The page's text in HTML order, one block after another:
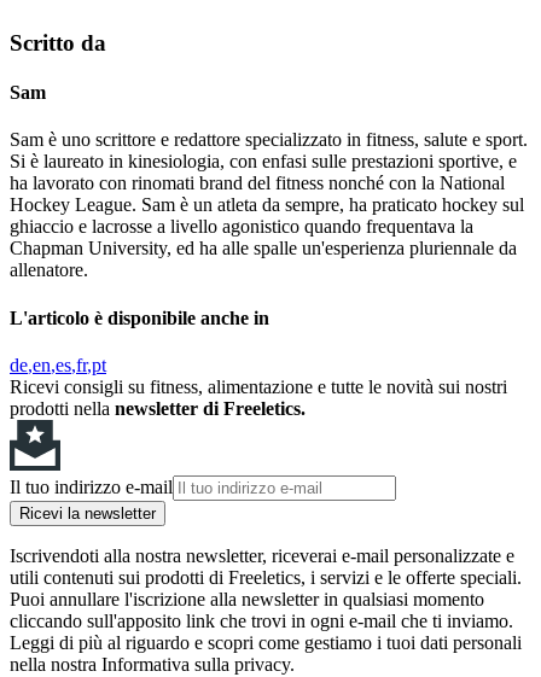
Scritto da
Sam
Sam è uno scrittore e redattore specializzato in fitness, salute e sport.
Si è laureato in kinesiologia, con enfasi sulle prestazioni sportive, e
ha lavorato con rinomati brand del fitness nonché con la National
Hockey League. Sam è un atleta da sempre, ha praticato hockey sul
ghiaccio e lacrosse a livello agonistico quando frequentava la
Chapman University, ed ha alle spalle un'esperienza pluriennale da
allenatore.
L'articolo è disponibile anche in
de en es fr pt
Ricevi consigli su fitness, alimentazione e tutte le novità sui nostri
prodotti nella newsletter di Freeletics.
Il tuo indirizzo e-mail
Ricevi la newsletter
Iscrivendoti alla nostra newsletter, riceverai e-mail personalizzate e
utili contenuti sui prodotti di Freeletics, i servizi e le offerte speciali.
Puoi annullare l'iscrizione alla newsletter in qualsiasi momento
cliccando sull'apposito link che trovi in ogni e-mail che ti inviamo.
Leggi di più al riguardo e scopri come gestiamo i tuoi dati personali
nella nostra Informativa sulla privacy.